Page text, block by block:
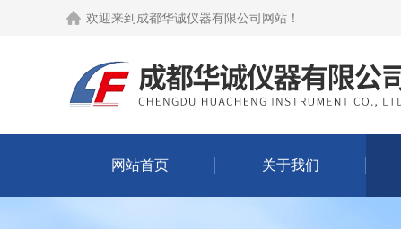
欢迎来到 成都华诚仪器有限公司网站 ！
网站首页 关于我们